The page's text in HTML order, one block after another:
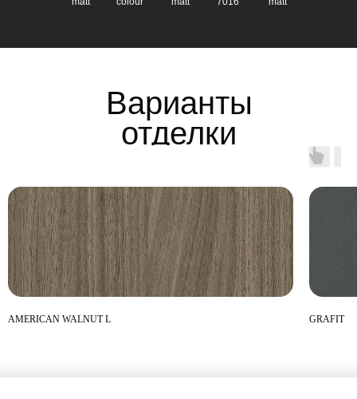
Варианты
отделки
AMERICAN WALNUT L GRAFIT